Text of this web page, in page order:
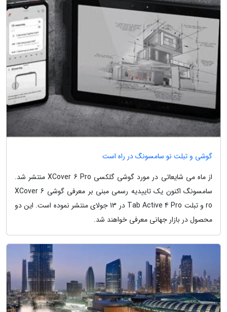
گوشی و تبلت نو سامسونگ در راه است
از ماه می شایعاتی در مورد گوشی گلکسی XCover 6 Pro منتشر شد.
سامسونگ اکنون یک تاییدیه رسمی مبنی بر معرفی گوشی XCover 6
ro و تبلت Tab Active 4 Pro در 13 جولای منتشر نموده است. این دو
محصول در بازار جهانی معرفی خواهند شد.